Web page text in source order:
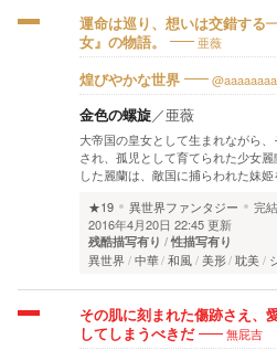
運命は巡り、想いは交錯す
女』の物語。
亜薇
煌びやかな世界
金色の螺旋／亜薇
大帝国の皇女として生まれながら
され、孤児として育てられた少女
した麗蘭は、敵国に捕らわれた妹
★19
異世界ファンタジー 完
2016年4月20日 22:45 更新
残酷描写有り 性描写有り
異世界 中華 和風 美形 耽美
その肌に刻まれた傷跡さえ
してしまうべきだ
無屁吉